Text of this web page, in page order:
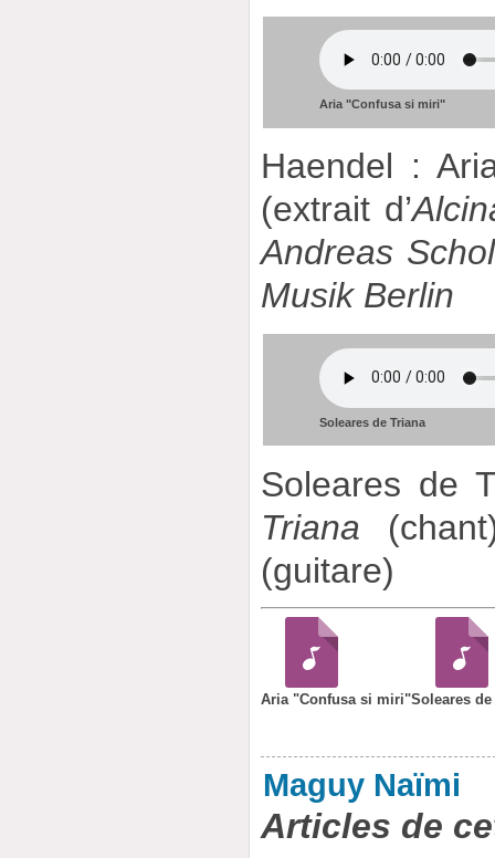
Aria "Confusa si miri"
Haendel :
(extrait d’
Andreas
Musik Berlin
Soleares de Triana
Soleares de
Triana
(guitare)
Aria "Confusa si miri"Soleares
Maguy Naïmi
Articles de